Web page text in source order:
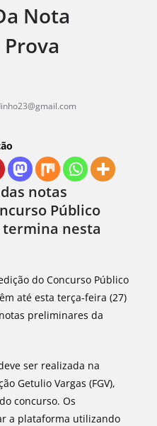
Nota
notas
Público
nesta
do Concurso Público
até esta terça-feira (27)
preliminares da
ser realizada na
Getulio Vargas (FGV),
concurso. Os
a plataforma utilizando